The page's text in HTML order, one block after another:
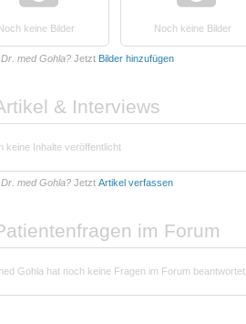
Noch keine Bilder Noch keine Bilder
med Gohla? Jetzt Bilder hinzufügen
& Interviews
keine Inhalte veröffentlicht
med Gohla? Jetzt Artikel verfassen
im Forum
Gohla hat noch keine Fragen im Forum beantwortet.